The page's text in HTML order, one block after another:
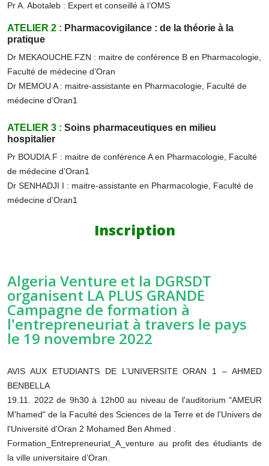
Pr A. Abotaleb : Expert et conseillé à l’OMS
ATELIER 2 : Pharmacovigilance : de la théorie à la
pratique
Dr MEKAOUCHE.FZN : maitre de conférence B en Pharmacologie,
Faculté de médecine d’Oran
Dr MEMOU A : maitre-assistante en Pharmacologie, Faculté de
médecine d’Oran1
ATELIER 3 : Soins pharmaceutiques en milieu
hospitalier
Pr BOUDIA.F : maitre de conférence A en Pharmacologie, Faculté
de médecine d’Oran1
Dr SENHADJI I : maitre-assistante en Pharmacologie, Faculté de
médecine d’Oran1
Inscription
Algeria Venture et la DGRSDT
organisent LA PLUS GRANDE
Campagne de formation à
l'entrepreneuriat à travers le pays
le 19 novembre 2022
AVIS AUX ETUDIANTS DE L’UNIVERSITE ORAN 1 – AHMED
BENBELLA
19.11. 2022 de 9h30 à 12h00 au niveau de l'auditorium "AMEUR
M'hamed" de la Faculté des Sciences de la Terre et de l'Univers de
l'Université d'Oran 2 Mohamed Ben Ahmed .
Formation_Entrepreneuriat_A_venture au profit des étudiants de
la ville universitaire d’Oran.